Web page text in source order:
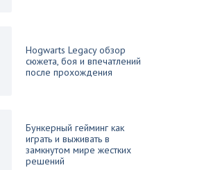
Hogwarts Legacy обзор
сюжета, боя и впечатлений
после прохождения
Бункерный гейминг как
играть и выживать в
замкнутом мире жестких
решений